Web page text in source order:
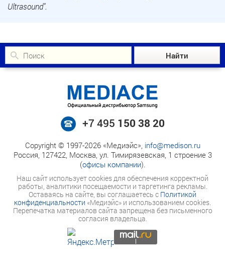
Ultrasound".
+7 495 150 38 20
Copyright © 1997-2026 «Медиэйс», info@medison.ru
Россия, 127422, Москва, ул. Тимирязевская, 1 строение 3
(офисы компании).
Наш сайт использует cookies для обеспечения корректной
работы, аналитики посещаемости и таргетинга рекламы.
Оставаясь на сайте, вы соглашаетесь с Политикой
конфиденциальности «Медиэйс» и использованием cookies.
Перепечатка материалов сайта запрещена без письменного
согласия владельца.